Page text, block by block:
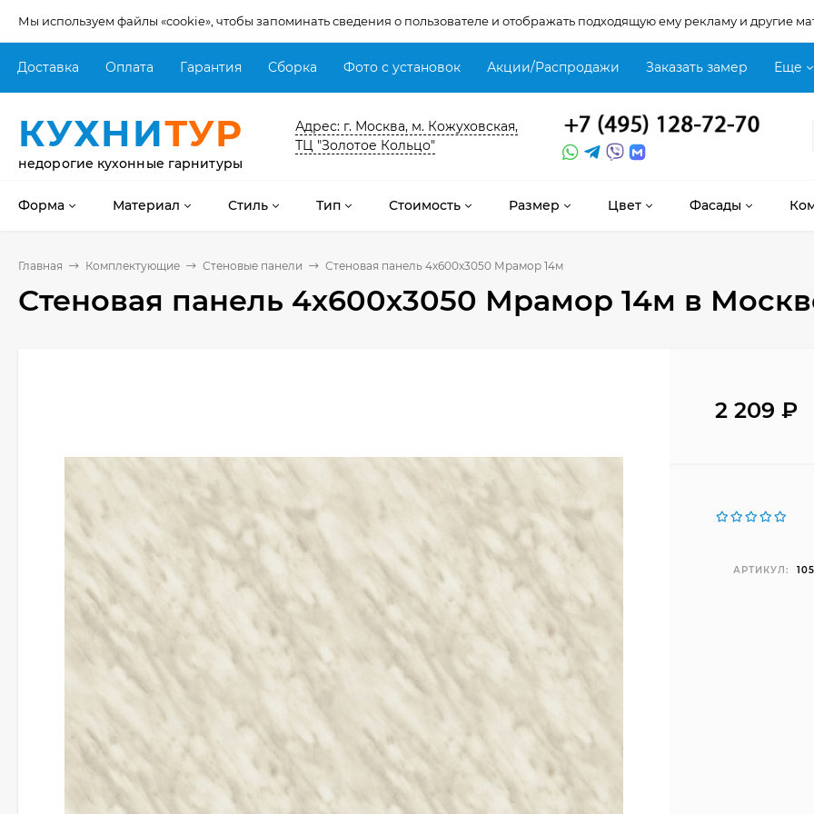
Мы используем файлы «cookie», чтобы запоминать сведения о пользователе и отображать подходящую ему рекламу и другие
Доставка Оплата Гарантия Сборка Фото с установок Акции/Распродажи Заказать замер Еще
КУХНИТУР
недорогие кухонные гарнитуры
Адрес: г. Москва, м. Кожуховская,
ТЦ "Золотое Кольцо"
Форма Материал Стиль Тип Стоимость Размер Цвет Фасады
Главная Комплектующие Стеновые панели Стеновая панель 4х600х3050 Мрамор 14м
Стеновая панель 4х600х3050 Мрамор 14м в
2 209₽
АРТИКУЛ: